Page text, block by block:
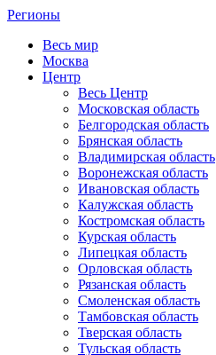
Регионы
Весь мир
Москва
Центр
Весь Центр
Московская область
Белгородская область
Брянская область
Владимирская область
Воронежская область
Ивановская область
Калужская область
Костромская область
Курская область
Липецкая область
Орловская область
Рязанская область
Смоленская область
Тамбовская область
Тверская область
Тульская область